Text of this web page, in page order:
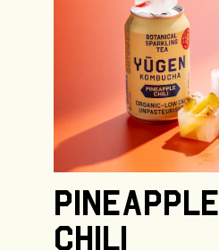
Pineapple
Chili